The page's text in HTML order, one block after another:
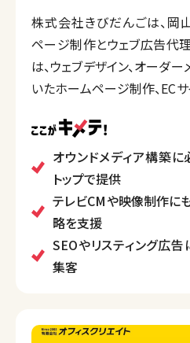
株式会社きびだんごは、岡
ページ制作とウェブ広告代
は、ウェブデザイン、オーダ
いたホームページ制作、ECサ
また、リスティング広告やSNS
築、SEO対策、さらにウェ
シャル制作など、デジタルマ
ています。ドローンを活用
サポートなども手掛け、クラ
応える柔軟なサービスを提供
オウンドメディア構築
トップで提供
テレビCMや映像制作に
略を支援
SEOやリスティング広
集客